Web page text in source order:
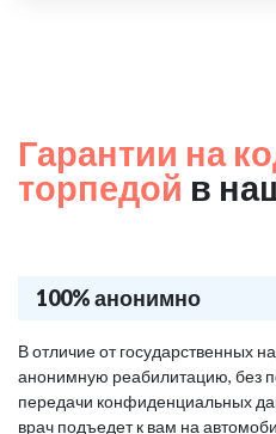
Гарантии на
торпедой в
100% анонимно
В отличие от государственных
анонимную реабилитацию, без
передачи конфиденциальных
врач подъедет к вам на